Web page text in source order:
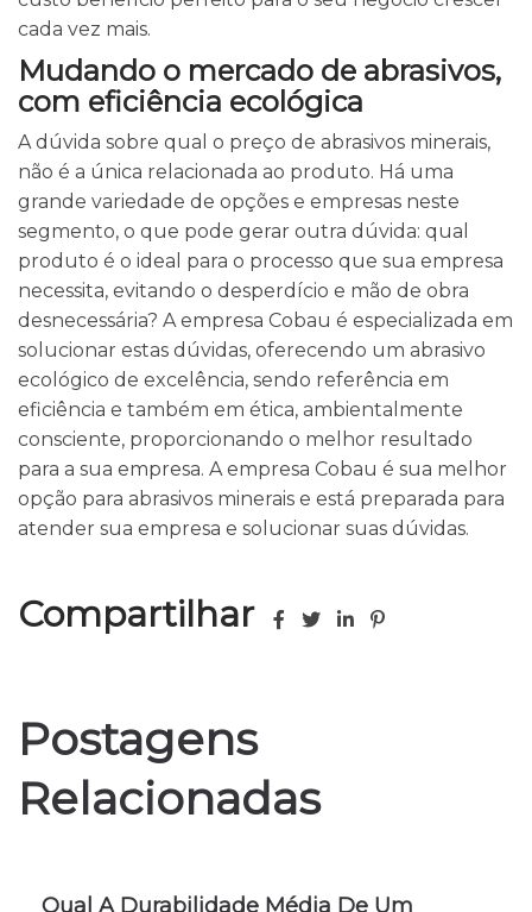
cada vez mais.
Mudando o mercado de abrasivos,
com eficiência ecológica
A dúvida sobre qual o preço de abrasivos minerais,
não é a única relacionada ao produto. Há uma
grande variedade de opções e empresas neste
segmento, o que pode gerar outra dúvida: qual
produto é o ideal para o processo que sua empresa
necessita, evitando o desperdício e mão de obra
desnecessária? A empresa Cobau é especializada em
solucionar estas dúvidas, oferecendo um abrasivo
ecológico de excelência, sendo referência em
eficiência e também em ética, ambientalmente
consciente, proporcionando o melhor resultado
para a sua empresa. A empresa Cobau é sua melhor
opção para abrasivos minerais e está preparada para
atender sua empresa e solucionar suas dúvidas.
Compartilhar
Postagens
Relacionadas
Qual A Durabilidade Média De Um